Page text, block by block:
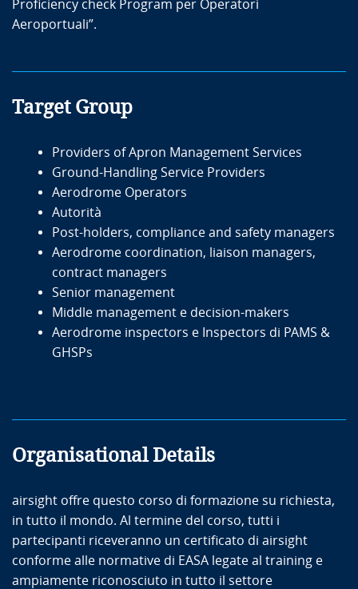
Proficiency check Program per Operatori
Aeroportuali”.
Target Group
Providers of Apron Management Services
Ground-Handling Service Providers
Aerodrome Operators
Autorità
Post-holders, compliance and safety managers
Aerodrome coordination, liaison managers,
contract managers
Senior management
Middle management e decision-makers
Aerodrome inspectors e Inspectors di PAMS &
GHSPs
Organisational Details
airsight offre questo corso di formazione su richiesta,
in tutto il mondo. Al termine del corso, tutti i
partecipanti riceveranno un certificato di airsight
conforme alle normative di EASA legate al training e
ampiamente riconosciuto in tutto il settore